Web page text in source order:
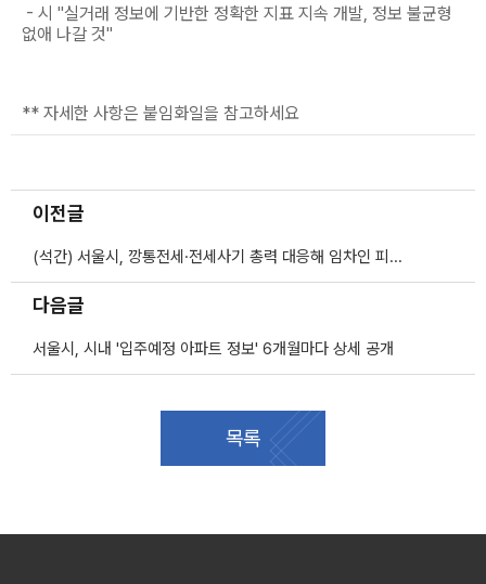
- 시 "실거래 정보에 기반한 정확한 지표 지속 개발, 정보 불균형
없애 나갈 것"
** 자세한 사항은 붙임화일을 참고하세요
이전글
(석간) 서울시, 깡통전세·전세사기 총력 대응해 임차인 피해 막는다
다음글
서울시, 시내 '입주예정 아파트 정보' 6개월마다 상세 공개
목록